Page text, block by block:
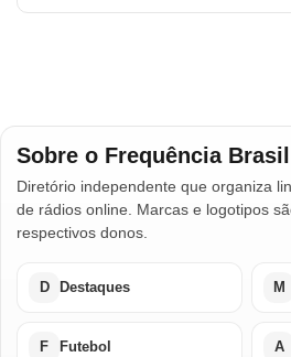
Sobre o Frequência Brasil
Diretório independente que organiza
de rádios online. Marcas e logotipos
respectivos donos.
D Destaques M
F Futebol A